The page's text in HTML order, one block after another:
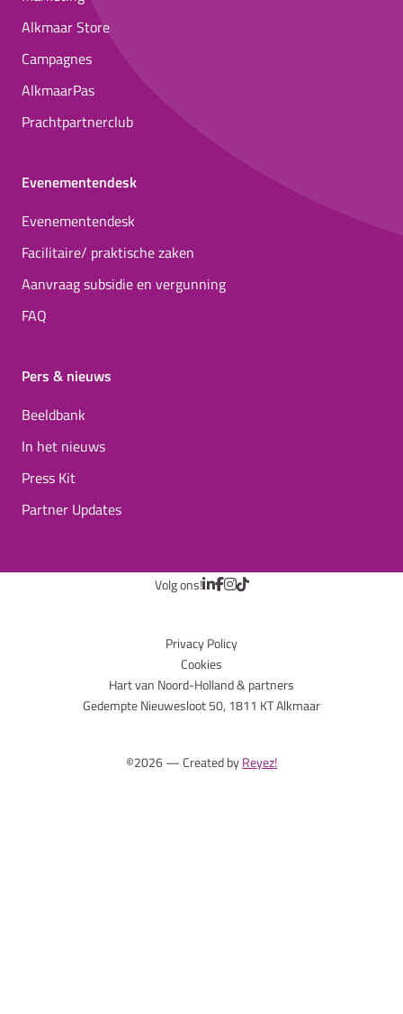
Alkmaar Store
Campagnes
AlkmaarPas
Prachtpartnerclub
Evenementendesk
Evenementendesk
Facilitaire/ praktische zaken
Aanvraag subsidie en vergunning
FAQ
Pers & nieuws
Beeldbank
In het nieuws
Press Kit
Partner Updates
Volg ons!
Privacy Policy
Cookies
Hart van Noord-Holland & partners
Gedempte Nieuwesloot 50, 1811 KT Alkmaar
©2026 — Created byReyez!